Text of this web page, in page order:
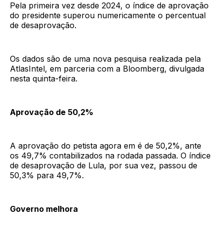
Pela primeira vez desde 2024, o índice de aprovação
do presidente superou numericamente o percentual
de desaprovação.
Os dados são de uma nova pesquisa realizada pela
AtlasIntel, em parceria com a Bloomberg, divulgada
nesta quinta-feira.
Aprovação de 50,2%
A aprovação do petista agora em é de 50,2%, ante
os 49,7% contabilizados na rodada passada. O índice
de desaprovação de Lula, por sua vez, passou de
50,3% para 49,7%.
Governo melhora